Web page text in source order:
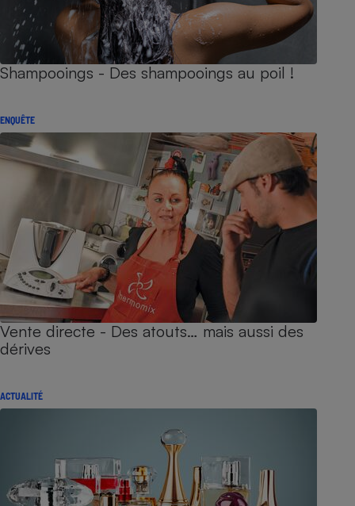
Shampooings - Des shampooings au poil !
ENQUÊTE
Vente directe - Des atouts… mais aussi des
dérives
ACTUALITÉ